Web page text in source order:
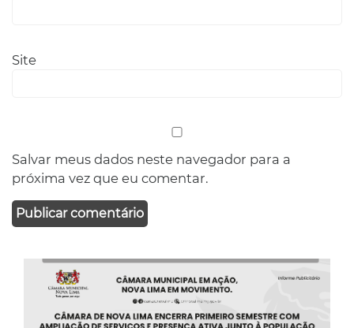
Site
Salvar meus dados neste navegador para a
próxima vez que eu comentar.